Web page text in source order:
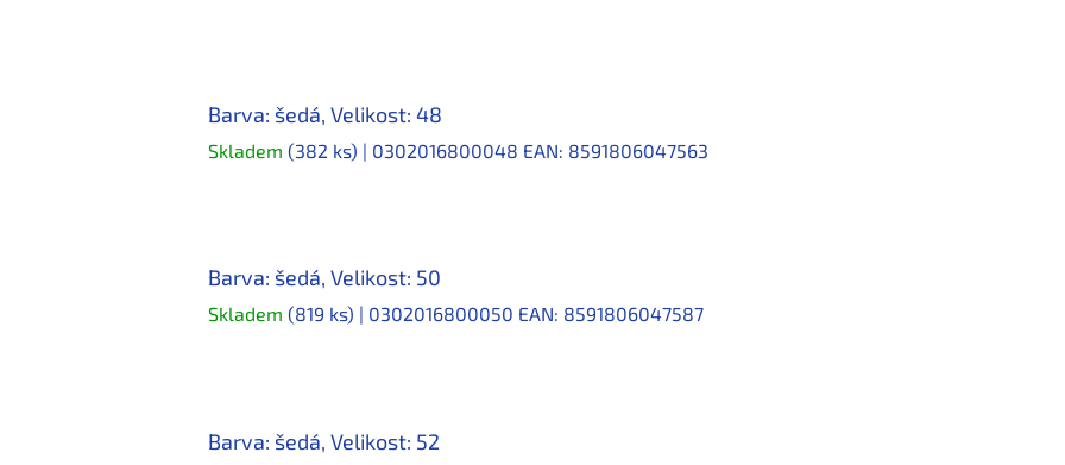
Barva: šedá, Velikost: 48
Skladem (382 ks) | 0302016800048 EAN: 8591806047563
Barva: šedá, Velikost: 50
Skladem (819 ks) | 0302016800050 EAN: 8591806047587
Barva: šedá, Velikost: 52